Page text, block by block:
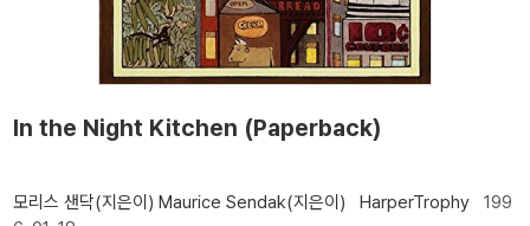
In the Night Kitchen (Paperback)
모리스 샌닥(지은이) Maurice Sendak(지은이) HarperTrophy 199